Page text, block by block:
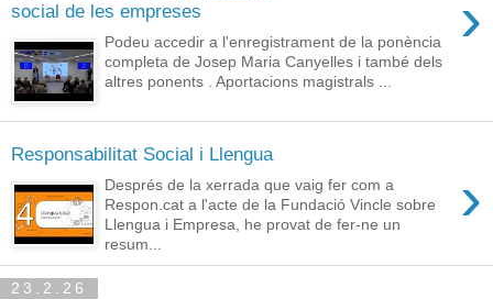
social de les empreses
›
Podeu accedir a l'enregistrament de la ponència
completa de Josep Maria Canyelles i també dels
altres ponents . Aportacions magistrals ...
Responsabilitat Social i Llengua
›
Després de la xerrada que vaig fer com a
Respon.cat a l'acte de la Fundació Vincle sobre
Llengua i Empresa, he provat de fer-ne un
resum...
23.2.26